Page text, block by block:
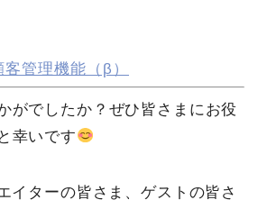
管理機能（β）
がでしたか？ぜひ皆さまにお役
幸いです
イターの皆さま、ゲストの皆さ